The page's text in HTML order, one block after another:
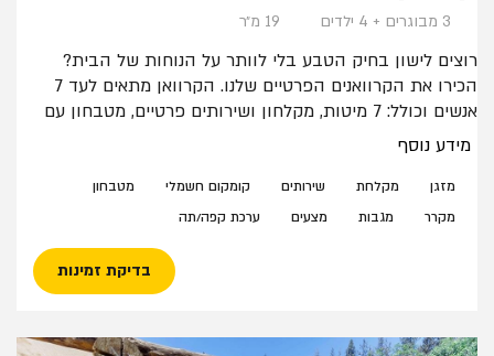
3 מבוגרים + 4 ילדים 19 מ״ר
רוצים לישון בחיק הטבע בלי לוותר על הנוחות של הבית?
הכירו את הקרוואנים הפרטיים שלנו. הקרוואן מתאים לעד 7
אנשים וכולל: 7 מיטות, מקלחון ושירותים פרטיים, מטבחון עם
מקרר, קומקום ופינת קפה. ניתן להכניס לול במקום אחת
לאזור הקרוואנים פינת ישיבה משותפת עם ספסלי עץ
ונדנדות.
מידע נוסף
מזגן מקלחת שירותים קומקום חשמלי
מטבחון
מקרר
מגבות מצעים ערכת קפה/תה
בדיקת זמינות